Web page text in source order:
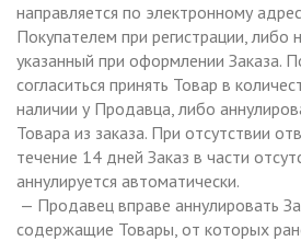
направляется по электронному
Покупателем при регистрации,
указанный при оформлении Заказа.
согласиться принять Товар в
наличии у Продавца, либо
Товара из заказа. При отсутствии
течение 14 дней Заказ в части
аннулируется автоматически.
— Продавец вправе аннулировать
содержащие Товары, от которых